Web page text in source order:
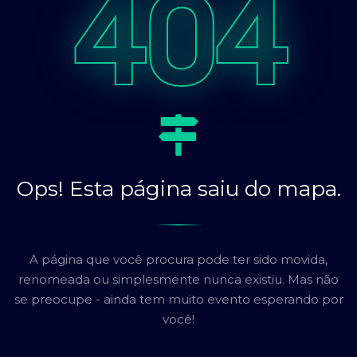
404
Ops! Esta página saiu do mapa.
A página que você procura pode ter sido movida,
renomeada ou simplesmente nunca existiu. Mas não
se preocupe - ainda tem muito evento esperando por
você!